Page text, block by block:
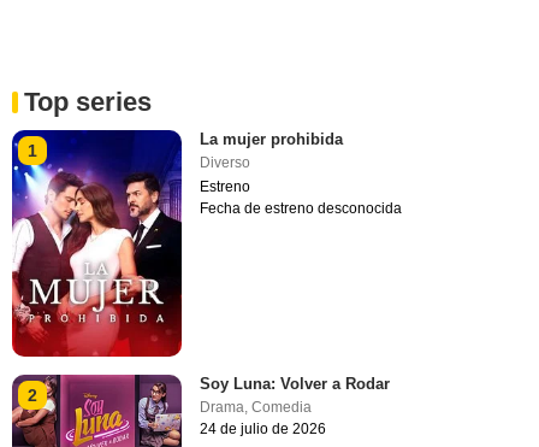
Top series
1
La mujer prohibida
Diverso
Estreno
Fecha de estreno desconocida
2
Soy Luna: Volver a Rodar
Drama,Comedia
24 de julio de 2026